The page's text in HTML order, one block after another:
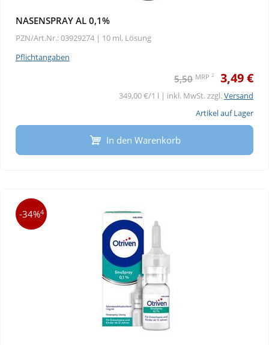
NASENSPRAY AL 0,1%
PZN/Art.Nr.: 03929274 | 10 ml, Lösung
Pflichtangaben
5,50 MRP 2 3,49 €
349,00 €/1 l | inkl. MwSt. zzgl.Versand
Artikel auf Lager
In den Warenkorb
-34%4